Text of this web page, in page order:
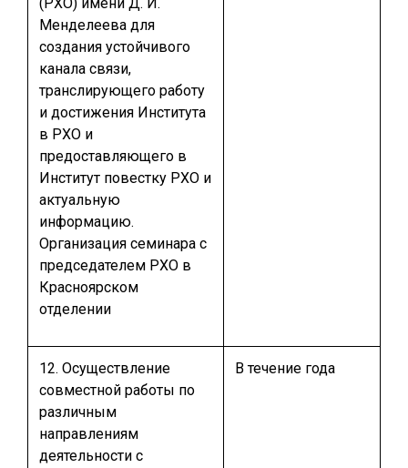
Менделеева для
создания устойчивого
канала связи,
транслирующего работу
и достижения Института
в РХО и
предоставляющего в
Институт повестку РХО и
актуальную
информацию.
Организация семинара с
председателем РХО в
Красноярском
отделении
12. Осуществление
совместной работы по
различным
направлениям
деятельности с
В течение года